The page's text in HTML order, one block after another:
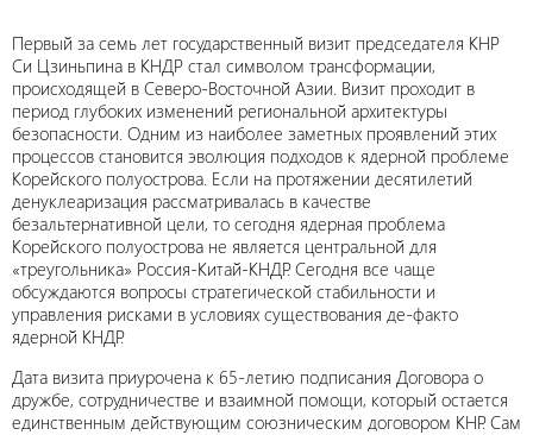
Первый за семь лет государственный визит председателя КНР
Си Цзиньпина в КНДР стал символом трансформации,
происходящей в Северо-Восточной Азии. Визит проходит в
период глубоких изменений региональной архитектуры
безопасности. Одним из наиболее заметных проявлений этих
процессов становится эволюция подходов к ядерной проблеме
Корейского полуострова. Если на протяжении десятилетий
денуклеаризация рассматривалась в качестве
безальтернативной цели, то сегодня ядерная проблема
Корейского полуострова не является центральной для
«треугольника» Россия-Китай-КНДР. Сегодня все чаще
обсуждаются вопросы стратегической стабильности и
управления рисками в условиях существования де-факто
ядерной КНДР.
Дата визита приурочена к 65-летию подписания Договора о
дружбе, сотрудничестве и взаимной помощи, который остается
единственным действующим союзническим договором КНР. Сам